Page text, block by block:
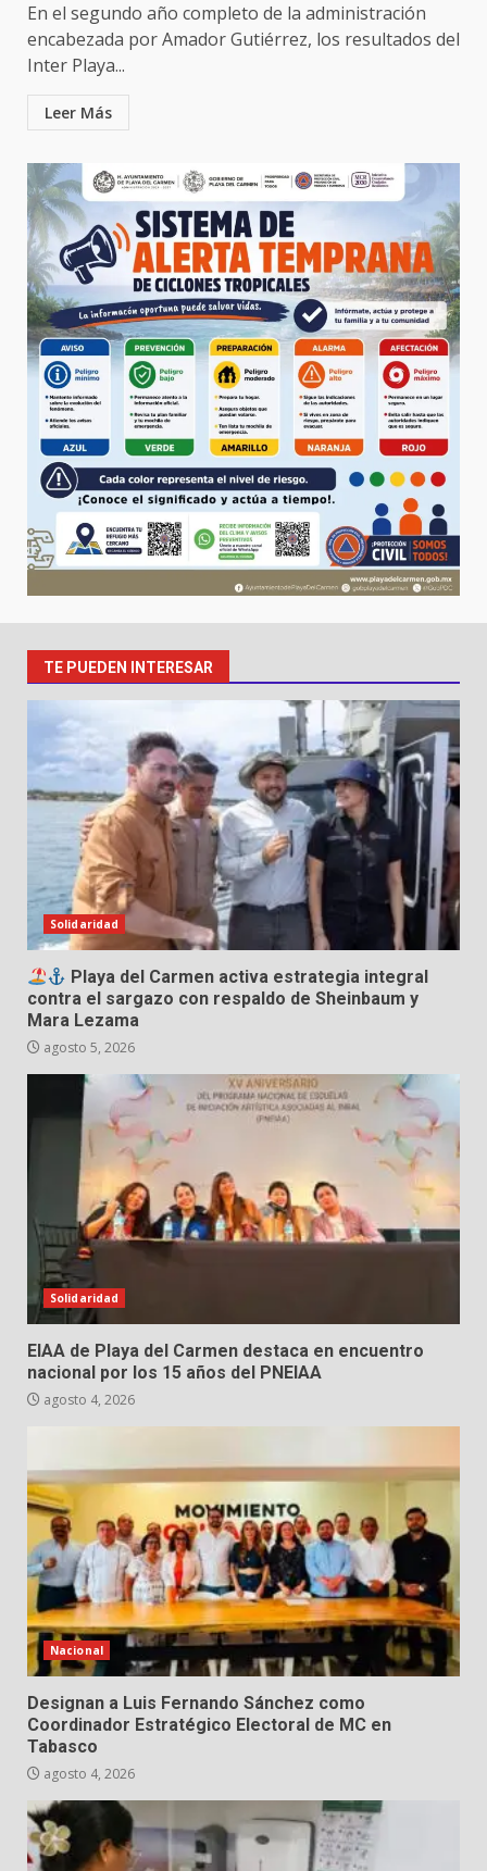
En el segundo año completo de la administración
encabezada por Amador Gutiérrez, los resultados del
Inter Playa...
Leer Más
TE PUEDEN INTERESAR
Solidaridad
Playa del Carmen activa estrategia integral
contra el sargazo con respaldo de Sheinbaum y
Mara Lezama
agosto 5, 2026
Solidaridad
EIAA de Playa del Carmen destaca en encuentro
nacional por los 15 años del PNEIAA
agosto 4, 2026
Nacional
Designan a Luis Fernando Sánchez como
Coordinador Estratégico Electoral de MC en
Tabasco
agosto 4, 2026